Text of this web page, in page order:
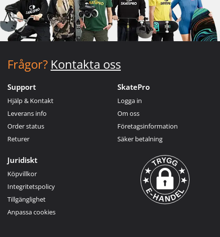
Frågor? Kontakta oss
Support
Hjälp & Kontakt
Leverans info
Order status
Returer
SkatePro
Logga in
Om oss
Företagsinformation
Säker betalning
Juridiskt
Köpvillkor
Integritetspolicy
Tillgänglighet
Anpassa cookies